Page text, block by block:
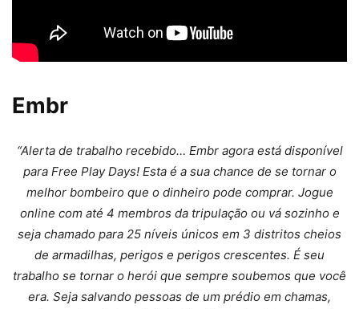
Embr
“Alerta de trabalho recebido… Embr agora está disponível
para Free Play Days! Esta é a sua chance de se tornar o
melhor bombeiro que o dinheiro pode comprar. Jogue
online com até 4 membros da tripulação ou vá sozinho e
seja chamado para 25 níveis únicos em 3 distritos cheios
de armadilhas, perigos e perigos crescentes. É seu
trabalho se tornar o herói que sempre soubemos que você
era. Seja salvando pessoas de um prédio em chamas,